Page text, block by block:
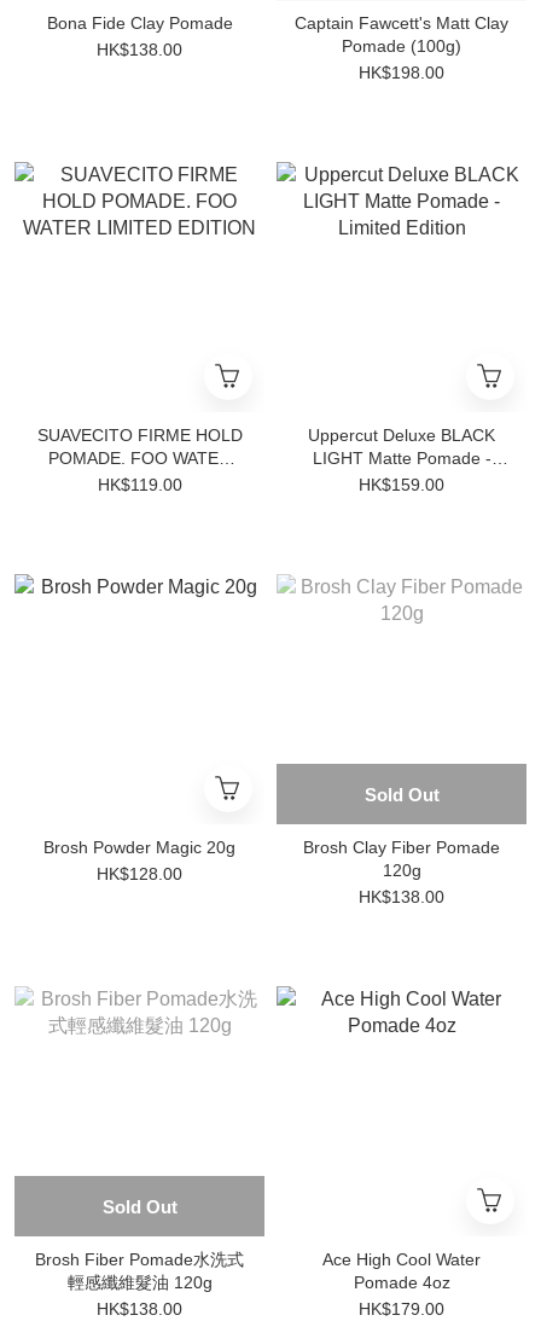
Bona Fide Clay Pomade
HK$138.00
Captain Fawcett's Matt Clay
Pomade (100g)
HK$198.00
SUAVECITO FIRME HOLD
POMADE. FOO WATER
LIMITED EDITION
HK$119.00
Uppercut Deluxe BLACK
LIGHT Matte Pomade -
Limited Edition
HK$159.00
Brosh Powder Magic 20g
HK$128.00
Sold Out
Brosh Clay Fiber Pomade
120g
HK$138.00
Sold Out
Brosh Fiber Pomade水洗式
輕感纖維髮油 120g
HK$138.00
Ace High Cool Water
Pomade 4oz
HK$179.00